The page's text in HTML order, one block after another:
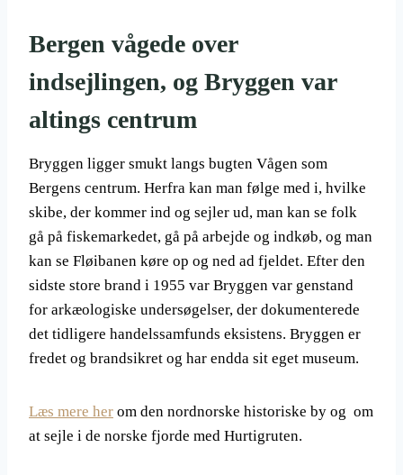
Bergen vågede over
indsejlingen, og Bryggen var
altings centrum
Bryggen ligger smukt langs bugten Vågen som
Bergens centrum. Herfra kan man følge med i, hvilke
skibe, der kommer ind og sejler ud, man kan se folk
gå på fiskemarkedet, gå på arbejde og indkøb, og man
kan se Fløibanen køre op og ned ad fjeldet. Efter den
sidste store brand i 1955 var Bryggen var genstand
for arkæologiske undersøgelser, der dokumenterede
det tidligere handelssamfunds eksistens. Bryggen er
fredet og brandsikret og har endda sit eget museum.
Læs mere her om den nordnorske historiske by og om
at sejle i de norske fjorde med Hurtigruten.